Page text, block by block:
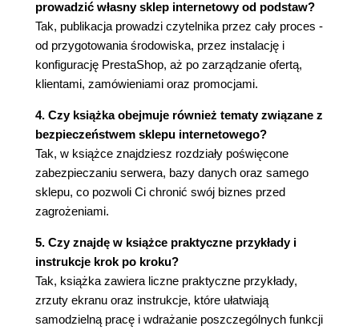
Preferencje zamówień (81)
Preferencje produktów (83)
Preferencje klientów (87)
Preferencje szablonów (88)
Dodawanie nowego szablonu (89)
Wygląd (90)
Preferencje SEO & URLs (92)
Nowy przyjazny URL (92)
Ustawianie adresów (93)
Adres sklepu (94)
Opcje (95)
Preferencje CMS (95)
Nowa kategoria (96)
Nowa strona (99)
Preferencje obrazów (100)
prowadzić własny sklep internetowy od podstaw?
Tak, publikacja prowadzi czytelnika przez cały proces -
od przygotowania środowiska, przez instalację i
konfigurację PrestaShop, aż po zarządzanie ofertą,
klientami, zamówieniami oraz promocjami.
4. Czy książka obejmuje również tematy związane z
bezpieczeństwem sklepu internetowego?
Tak, w książce znajdziesz rozdziały poświęcone
zabezpieczaniu serwera, bazy danych oraz samego
sklepu, co pozwoli Ci chronić swój biznes przed
zagrożeniami.
5. Czy znajdę w książce praktyczne przykłady i
instrukcje krok po kroku?
Tak, książka zawiera liczne praktyczne przykłady,
zrzuty ekranu oraz instrukcje, które ułatwiają
samodzielną pracę i wdrażanie poszczególnych funkcji